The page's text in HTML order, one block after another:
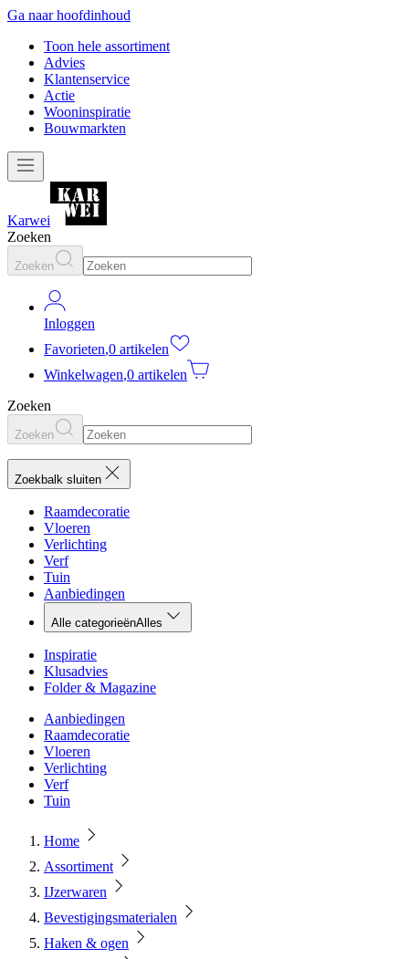
Ga naar hoofdinhoud
Toon hele assortiment
Advies
Klantenservice
Actie
Wooninspiratie
Bouwmarkten
Karwei
Zoeken
Zoeken
Inloggen
Favorieten,0 artikelen
Winkelwagen,0 artikelen
Zoeken
Zoeken
Zoekbalk sluiten
Raamdecoratie
Vloeren
Verlichting
Verf
Tuin
Aanbiedingen
Alle categorieënAlles
Inspiratie
Klusadvies
Folder & Magazine
Aanbiedingen
Raamdecoratie
Vloeren
Verlichting
Verf
Tuin
Home
Assortiment
IJzerwaren
Bevestigingsmaterialen
Haken & ogen